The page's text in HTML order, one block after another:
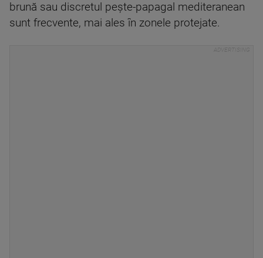
brună sau discretul pește-papagal mediteranean
sunt frecvente, mai ales în zonele protejate.